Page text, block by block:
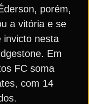
porém,
a vitória e se
invicto nesta
Em
FC soma
com 14